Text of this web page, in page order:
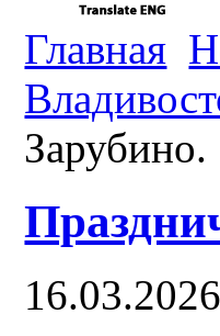
Главная
Зарубино.